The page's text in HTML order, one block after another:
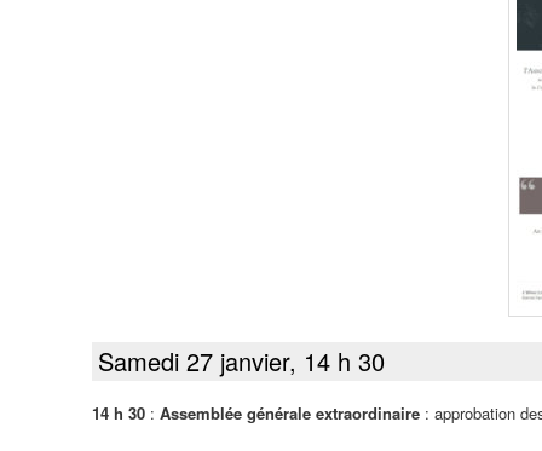
Samedi 27 janvier, 14 h 30
14 h 30 : Assemblée générale extraordinaire : approbation